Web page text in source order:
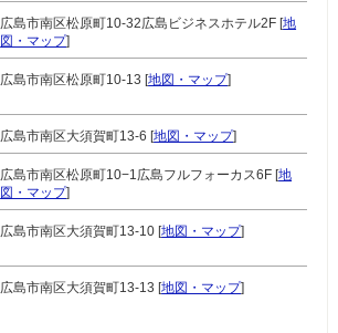
広島市南区松原町10-32広島ビジネスホテル2F [地
図・マップ]
広島市南区松原町10-13 [地図・マップ]
広島市南区大須賀町13-6 [地図・マップ]
広島市南区松原町10−1広島フルフォーカス6F [地
図・マップ]
広島市南区大須賀町13-10 [地図・マップ]
広島市南区大須賀町13-13 [地図・マップ]